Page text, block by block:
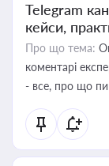
Telegram
кейси,
Про що тема:
коментарі
- все, про що